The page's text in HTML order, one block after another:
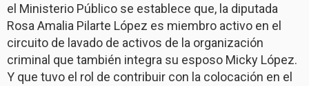
el Ministerio Público se establece que, la diputada
Rosa Amalia Pilarte López es miembro activo en el
circuito de lavado de activos de la organización
criminal que también integra su esposo Micky López.
Y que tuvo el rol de contribuir con la colocación en el